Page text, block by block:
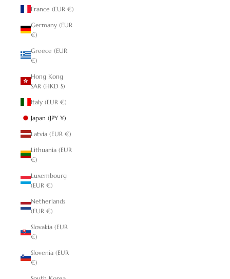
France (EUR €)
Germany (EUR
€)
Greece (EUR
€)
Hong Kong
SAR (HKD $)
Italy (EUR €)
Japan (JPY ¥)
Latvia (EUR €)
Lithuania (EUR
€)
Luxembourg
(EUR €)
Netherlands
(EUR €)
Slovakia (EUR
€)
Slovenia (EUR
€)